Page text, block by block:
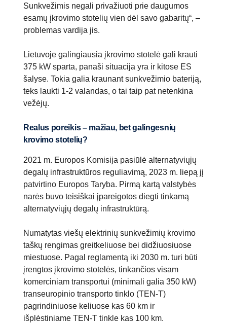
Sunkvežimis negali privažiuoti prie daugumos
esamų įkrovimo stotelių vien dėl savo gabaritų“, –
problemas vardija jis.
Lietuvoje galingiausia įkrovimo stotelė gali krauti
375 kW sparta, panaši situacija yra ir kitose ES
šalyse. Tokia galia kraunant sunkvežimio bateriją,
teks laukti 1-2 valandas, o tai taip pat netenkina
vežėjų.
Realus poreikis – mažiau, bet galingesnių
krovimo stotelių?
2021 m. Europos Komisija pasiūlė alternatyviųjų
degalų infrastruktūros reguliavimą, 2023 m. liepą jį
patvirtino Europos Taryba. Pirmą kartą valstybės
narės buvo teisiškai įpareigotos diegti tinkamą
alternatyviųjų degalų infrastruktūrą.
Numatytas viešų elektrinių sunkvežimių krovimo
taškų rengimas greitkeliuose bei didžiuosiuose
miestuose. Pagal reglamentą iki 2030 m. turi būti
įrengtos įkrovimo stotelės, tinkančios visam
komerciniam transportui (minimali galia 350 kW)
transeuropinio transporto tinklo (TEN-T)
pagrindiniuose keliuose kas 60 km ir
išplėstiniame TEN-T tinkle kas 100 km.